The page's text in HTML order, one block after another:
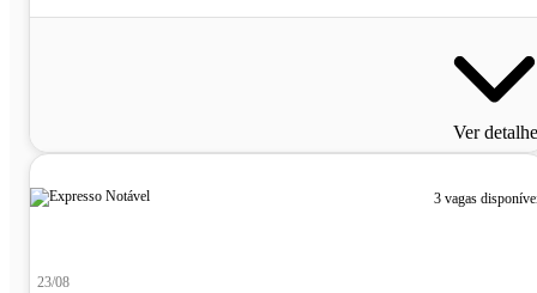
Ver
3 vagas
23/08